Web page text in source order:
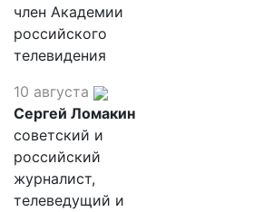
член Академии
российского
телевидения
10 августа
Сергей Ломакин
советский и
российский
журналист,
телеведущий и